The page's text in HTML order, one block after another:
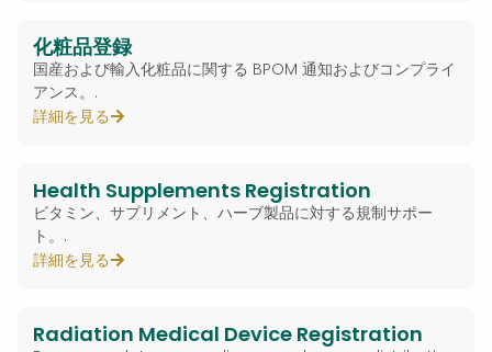
化粧品登録
国産および輸入化粧品に関する BPOM 通知およびコンプライ
アンス。.
詳細を見る
Health Supplements Registration
ビタミン、サプリメント、ハーブ製品に対する規制サポー
ト。.
詳細を見る
Radiation Medical Device Registration